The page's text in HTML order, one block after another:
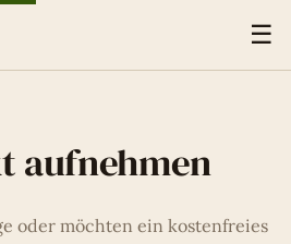
☰
aufnehmen
oder möchten ein kostenfreies